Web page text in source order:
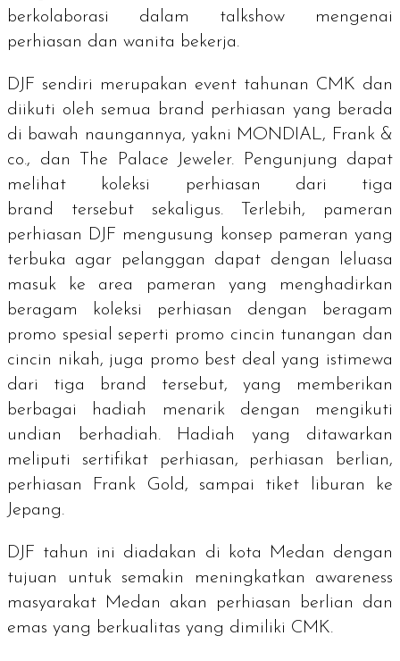
berkolaborasi dalam talkshow mengenai
perhiasan dan wanita bekerja.
DJF sendiri merupakan event tahunan CMK dan
diikuti oleh semua
brand perhiasan yang berada
di bawah naungannya, yakni MONDIAL, Frank &
co., dan The Palace Jeweler. Pengunjung dapat
melihat koleksi perhiasan dari tiga
brand tersebut sekaligus. Terlebih, pameran
perhiasan DJF mengusung konsep pameran yang
terbuka agar pelanggan dapat dengan leluasa
masuk ke area pameran yang menghadirkan
beragam koleksi perhiasan dengan beragam
promo spesial seperti promo cincin tunangan dan
cincin nikah, juga promo best dealyang istimewa
dari tiga
brand
tersebut, yang memberikan
berbagai hadiah menarik dengan mengikuti
undian berhadiah. Hadiah yang ditawarkan
meliputi sertifikat perhiasan, perhiasan berlian,
perhiasan Frank Gold, sampai tiket liburan ke
Jepang.
DJF tahun ini diadakan di kota Medan dengan
tujuan untuk semakin meningkatkan awareness
masyarakat Medan akan perhiasan berlian dan
emas yang berkualitas yang dimiliki CMK.